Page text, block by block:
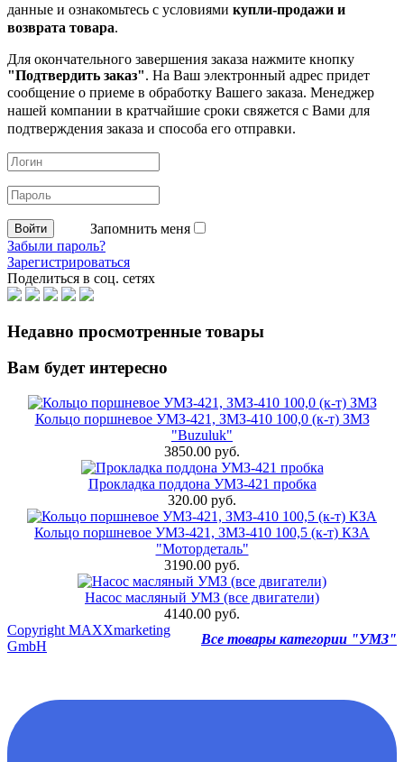
данные и ознакомьтесь с условиями купли-продажи и
возврата товара.
Для окончательного завершения заказа нажмите кнопку
"Подтвердить заказ". На Ваш электронный адрес придет
сообщение о приеме в обработку Вашего заказа. Менеджер
нашей компании в кратчайшие сроки свяжется с Вами для
подтверждения заказа и способа его отправки.
Запомнить меня
Забыли пароль?
Зарегистрироваться
Поделиться в соц. сетях
Недавно просмотренные товары
Вам будет интересно
Кольцо поршневое УМЗ-421, ЗМЗ-410 100,0 (к-т) ЗМЗ
"Buzuluk"
3850.00 руб.
Прокладка поддона УМЗ-421 пробка
320.00 руб.
Кольцо поршневое УМЗ-421, ЗМЗ-410 100,5 (к-т) КЗА
"Мотордеталь"
3190.00 руб.
Насос масляный УМЗ (все двигатели)
4140.00 руб.
Все товары категории "УМЗ"
Copyright MAXXmarketing
GmbH